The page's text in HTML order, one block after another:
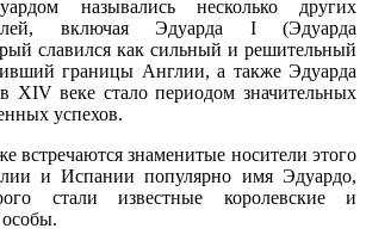
назывались несколько других
включая Эдуарда I (Эдуарда
славился как сильный и решительный
границы Англии, а также Эдуарда
XIV веке стало периодом значительных
успехов.
встречаются знаменитые носители этого
и Испании популярно имя Эдуардо,
стали известные королевские и
особы.